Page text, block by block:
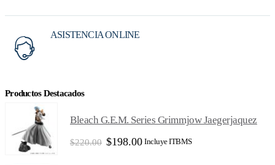
ASISTENCIA ONLINE
Productos Destacados
Bleach G.E.M. Series Grimmjow Jaegerjaquez
$220.00 El
$198.00ElIncluye ITBMS